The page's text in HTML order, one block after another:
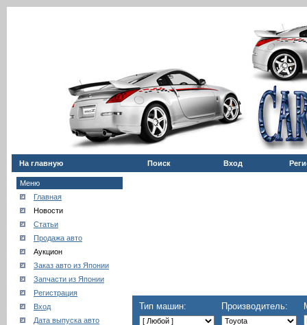
На главную Поиск Вход
Меню
Главная
Новости
Статьи
Продажа авто
Аукцион
Заказ авто из Японии
Запчасти из Японии
Регистрация
Вход
Дата выпуска авто
Тип машин: Производитель: